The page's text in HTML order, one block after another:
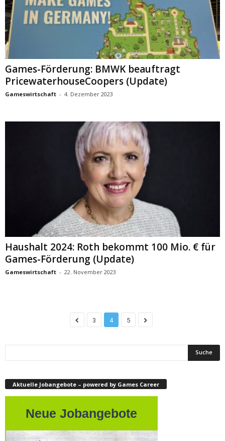
Games-Förderung: BMWK beauftragt
PricewaterhouseCoopers (Update)
Gameswirtschaft - 4. Dezember 2023
Haushalt 2024: Roth bekommt 100 Mio. € für
Games-Förderung (Update)
Gameswirtschaft - 22. November 2023
3 4 5
Aktuelle Jobangebote – powered by Games Career